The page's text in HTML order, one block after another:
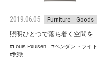
2019.06.05 Furniture
Goods
照明ひとつで落ち着く空間を
Louis Poulsen
ペンダントライト
照明